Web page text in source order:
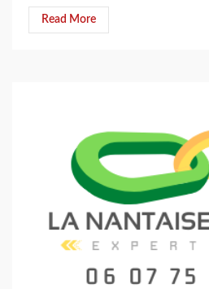
Read More